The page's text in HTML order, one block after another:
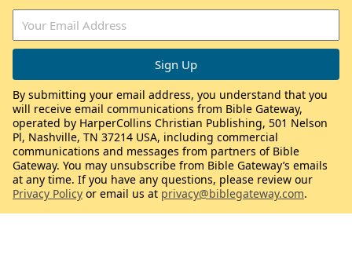
By submitting your email address, you understand that you
will receive email communications from Bible Gateway,
operated by HarperCollins Christian Publishing, 501 Nelson
Pl, Nashville, TN 37214 USA, including commercial
communications and messages from partners of Bible
Gateway. You may unsubscribe from Bible Gateway’s emails
at any time. If you have any questions, please review our
Privacy Policy or email us at privacy@biblegateway.com.